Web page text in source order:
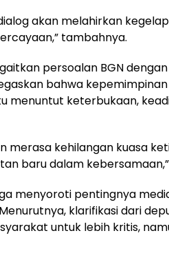
akan melahirkan
tambahnya.
persoalan BGN
bahwa
menuntut keterbukaan,
merasa kehilangan kuasa
baru dalam
menyoroti pentingnya
klarifikasi dari
untuk lebih kritis,